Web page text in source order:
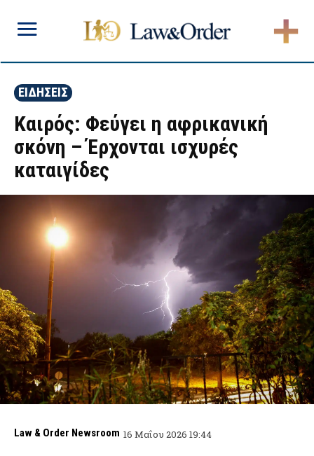
ΕΙΔΗΣΕΙΣ
Καιρός: Φεύγει η αφρικανική
σκόνη – Έρχονται ισχυρές
καταιγίδες
Law & Order Newsroom 16 Μαΐου 2026 19:44